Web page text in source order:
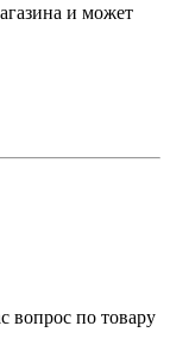
и может
вопрос по товару